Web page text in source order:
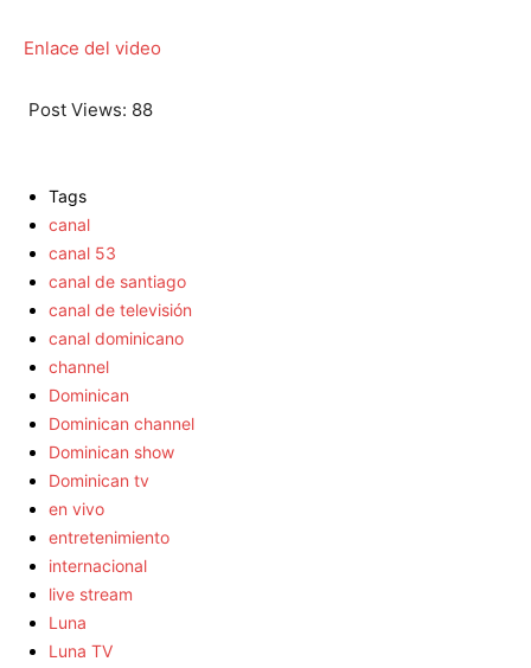
Enlace del video
Post Views: 88
Tags
canal
canal 53
canal de santiago
canal de televisión
canal dominicano
channel
Dominican
Dominican channel
Dominican show
Dominican tv
en vivo
entretenimiento
internacional
live stream
Luna
Luna TV